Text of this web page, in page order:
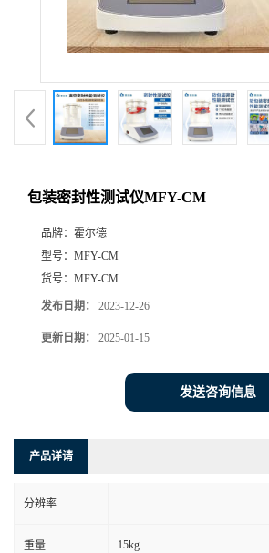
包装密封性测试仪MFY-CM
品牌： 霍尔德
型号： MFY-CM
货号： MFY-CM
发布日期： 2023-12-26
更新日期： 2025-01-15
发送咨询信息
产品详请
分辨率
重量 15kg